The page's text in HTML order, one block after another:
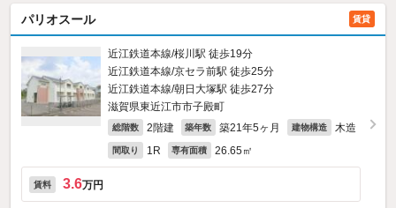
パリオスール 賃貸
近江鉄道本線/桜川駅 徒歩19分
近江鉄道本線/京セラ前駅 徒歩25分
近江鉄道本線/朝日大塚駅 徒歩27分
滋賀県東近江市市子殿町
総階数 2階建 築年数 築21年5ヶ月 建物構造 木造
間取り 1R 専有面積 26.65㎡
賃料 3.6万円